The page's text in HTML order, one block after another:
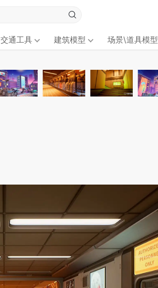
交通工具 建筑模型 场景\道具模型